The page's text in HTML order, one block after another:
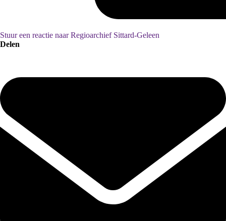
Stuur een reactie naar Regioarchief Sittard-Geleen
Delen